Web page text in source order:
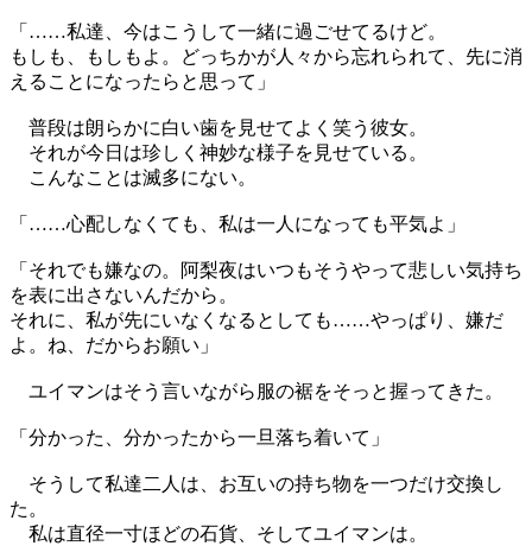
「……私達、今はこうして一緒に過ごせてるけど。
もしも、もしもよ。どっちかが人々から忘れられて、先に消
えることになったらと思って」
普段は朗らかに白い歯を見せてよく笑う彼女。
それが今日は珍しく神妙な様子を見せている。
こんなことは滅多にない。
「……心配しなくても、私は一人になっても平気よ」
「それでも嫌なの。阿梨夜はいつもそうやって悲しい気持ち
を表に出さないんだから。
それに、私が先にいなくなるとしても……やっぱり、嫌だ
よ。ね、だからお願い」
ユイマンはそう言いながら服の裾をそっと握ってきた。
「分かった、分かったから一旦落ち着いて」
そうして私達二人は、お互いの持ち物を一つだけ交換し
た。
私は直径一寸ほどの石貨、そしてユイマンは。